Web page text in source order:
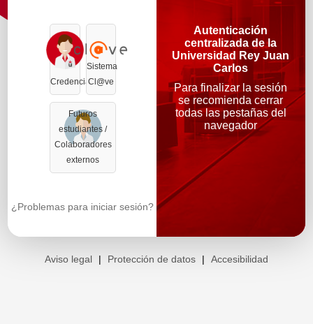
Credenciales
Sistema
Cl@ve
Futuros
estudiantes /
Colaboradores
externos
¿Problemas para iniciar sesión?
Autenticación
centralizada de la
Universidad Rey Juan
Carlos
Para finalizar la sesión
se recomienda cerrar
todas las pestañas del
navegador
Aviso legal | Protección de datos | Accesibilidad